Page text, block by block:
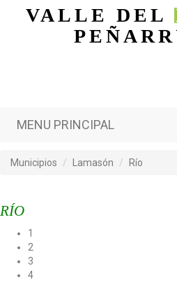
Pasar al
VALLE DEL
MENU PRINCIPAL
Municipios Lamasón Río
RÍO
1
2
3
4